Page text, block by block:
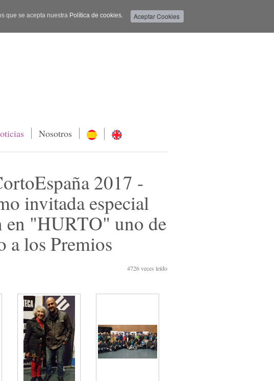
que se acepta nuestra Política de cookies.
Nosotros
2017 -
invitada especial
en "HURTO" uno de
a los Premios
4726veces leído